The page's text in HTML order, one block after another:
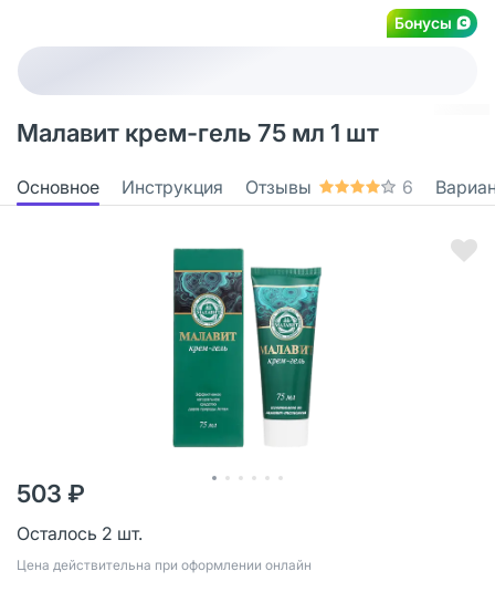
Бонусы
Малавит крем-гель 75 мл 1 шт
Основное Инструкция Отзывы 6
503 ₽
Осталось 2 шт.
Цена действительна при оформлении онлайн